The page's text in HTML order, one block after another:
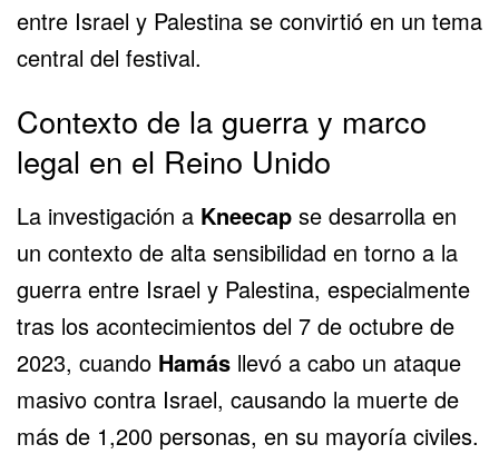
entre Israel y Palestina se convirtió en un tema
central del festival.
Contexto de la guerra y marco
legal en el Reino Unido
La investigación a Kneecap se desarrolla en
un contexto de alta sensibilidad en torno a la
guerra entre Israel y Palestina, especialmente
tras los acontecimientos del 7 de octubre de
2023, cuando Hamás llevó a cabo un ataque
masivo contra Israel, causando la muerte de
más de 1,200 personas, en su mayoría civiles.